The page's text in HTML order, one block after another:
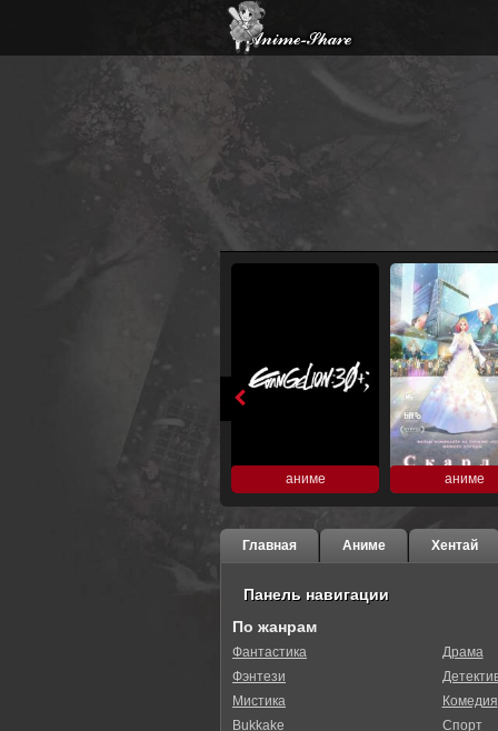
аниме аниме
Главная Аниме Хентай
Панель навигации
По жанрам
Фантастика
Фэнтези
Мистика
Bukkake
Драма
Комедия
Спорт